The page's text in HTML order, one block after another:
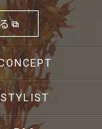
STYLIST